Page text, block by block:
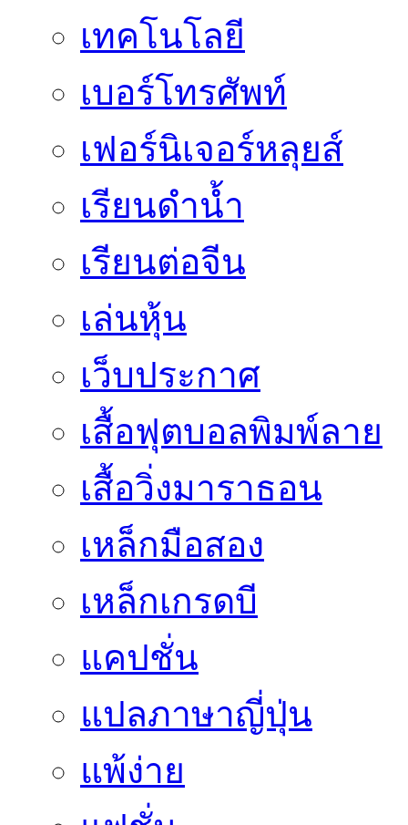
เทคโนโลยี
เบอร์โทรศัพท์
เฟอร์นิเจอร์หลุยส์
เรียนดำน้ำ
เรียนต่อจีน
เล่นหุ้น
เว็บประกาศ
เสื้อฟุตบอลพิมพ์ลาย
เสื้อวิ่งมาราธอน
เหล็กมือสอง
เหล็กเกรดบี
แคปชั่น
แปลภาษาญี่ปุ่น
แพ้ง่าย